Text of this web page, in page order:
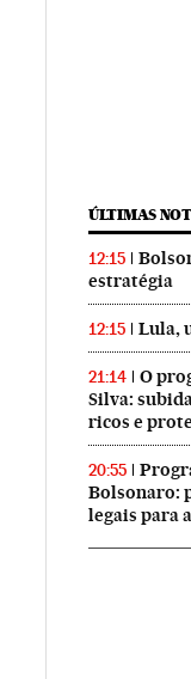
ÚLTIMAS
12:15
estratégia
12:15 Lula,
21:14
O
Silva:
ricos e
20:55
Bolsonaro:
legais para